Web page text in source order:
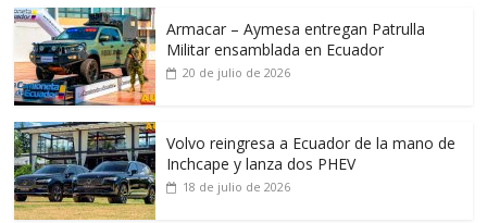
Armacar – Aymesa entregan Patrulla
Militar ensamblada en Ecuador
20 de julio de 2026
Volvo reingresa a Ecuador de la mano de
Inchcape y lanza dos PHEV
18 de julio de 2026